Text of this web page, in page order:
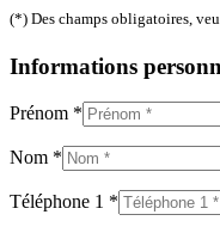
(*) Des champs obligatoires,
Informations
Prénom *
Nom *
Téléphone 1 *